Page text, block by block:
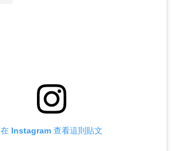
在 Instagram 查看這則貼文